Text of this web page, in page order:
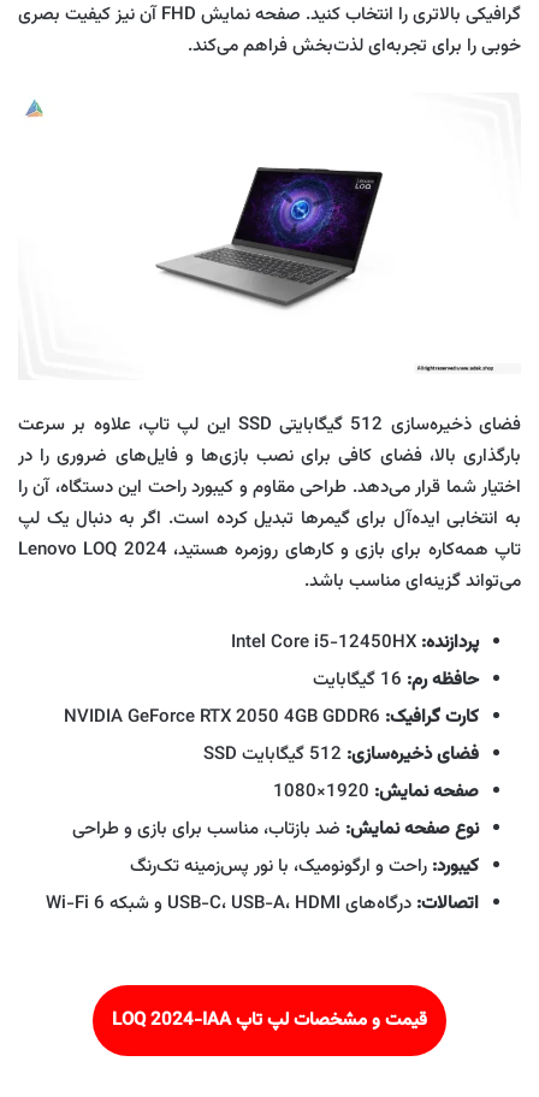
گرافیکی بالاتری را انتخاب کنید. صفحه نمایش FHD آن نیز کیفیت بصری
خوبی را برای تجربه‌ای لذت‌بخش فراهم می‌کند.
فضای ذخیره‌سازی 512 گیگابایتی SSD این لپ‌ تاپ، علاوه بر سرعت
بارگذاری بالا، فضای کافی برای نصب بازی‌ها و فایل‌های ضروری را در
اختیار شما قرار می‌دهد. طراحی مقاوم و کیبورد راحت این دستگاه، آن را
به انتخابی ایده‌آل برای گیمرها تبدیل کرده است. اگر به دنبال یک لپ‌
تاپ همه‌کاره برای بازی و کارهای روزمره هستید، Lenovo LOQ 2024
می‌تواند گزینه‌ای مناسب باشد.
پردازنده:
حافظه رم:
کارت گرافیک:
فضای ذخیره‌سازی:
صفحه نمایش:
نوع صفحه نمایش: ضد بازتاب، مناسب برای بازی و طراحی
کیبورد: راحت و ارگونومیک، با نور پس‌زمینه تک‌رنگ
اتصالات: درگاه‌های USB-C، USB-A، HDMI و شبکه Wi-Fi 6
قیمت و مشخصات لپ تاپ LOQ 2024-IAA